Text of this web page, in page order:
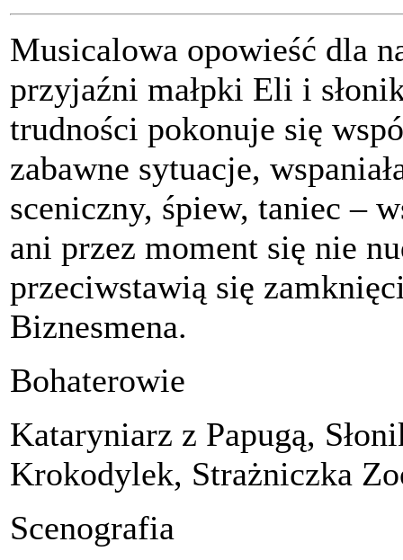
Musicalowa opowieść dla
przyjaźni małpki Eli i
trudności pokonuje się
zabawne sytuacje,
sceniczny, śpiew, taniec –
ani przez moment się nie
przeciwstawią się
Biznesmena.
Bohaterowie
Kataryniarz z Papugą,
Krokodylek, Strażniczka
Scenografia